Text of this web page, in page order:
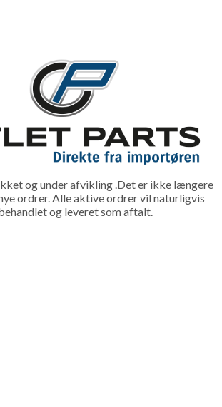
og under afvikling .Det er ikke længere
ordrer. Alle aktive ordrer vil naturligvis
og leveret som aftalt.